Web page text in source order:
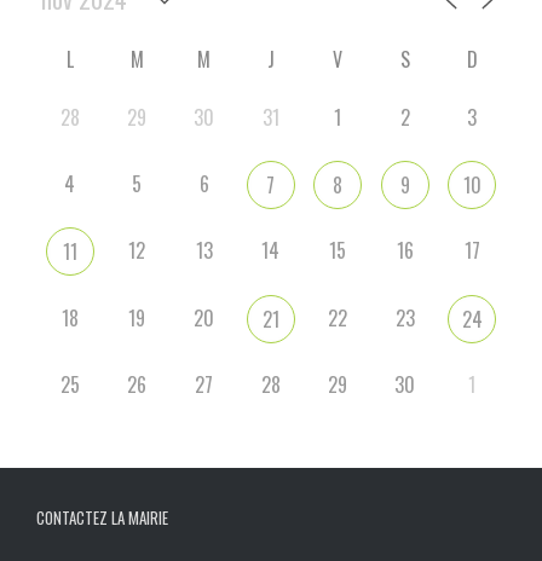
L M M J V S
D
28
29 30 31 1 2 3
4 5 6 7 8 9 10
11 12 13 14 15 16 17
18 19 20 21 22 23 24
25 26 27 28 29 30 1
CONTACTEZ LA MAIRIE